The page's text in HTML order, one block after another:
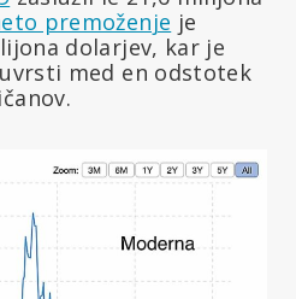
premoženje je
dolarjev, kar je
med en odstotek